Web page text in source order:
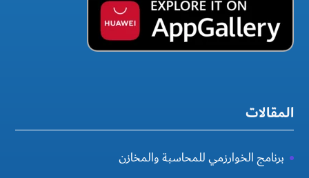
المقالات
برنامج الخوارزمي للمحاسبة والمخازن